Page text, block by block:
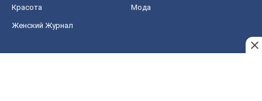
Красота Мода
Женский Журнал